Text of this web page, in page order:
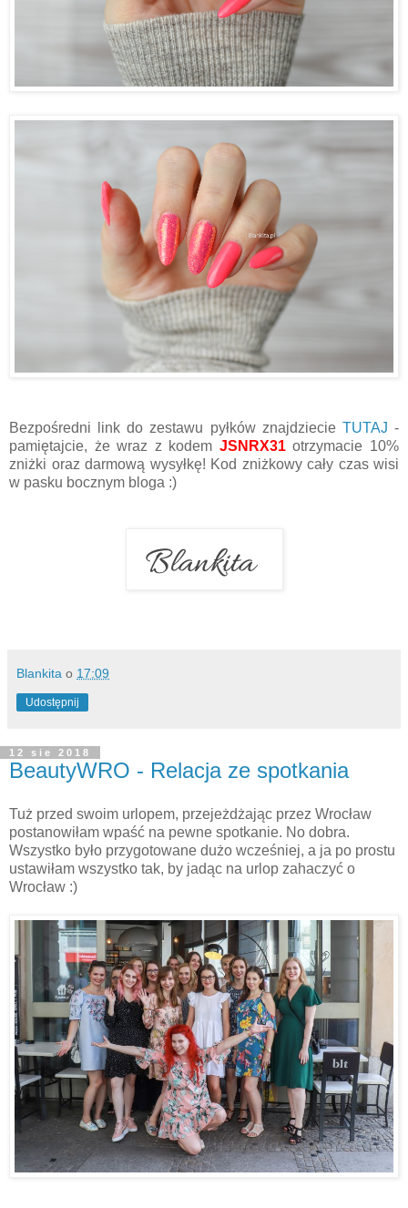
Bezpośredni link do zestawu pyłków znajdziecie TUTAJ -
pamiętajcie, że wraz z kodem JSNRX31otrzymacie 10%
zniżki oraz darmową wysyłkę! Kod zniżkowy cały czas wisi
w pasku bocznym bloga :)
Blankita o 17:09
Udostępnij
12 sie 2018
BeautyWRO - Relacja ze spotkania
Tuż przed swoim urlopem, przejeżdżając przez Wrocław
postanowiłam wpaść na pewne spotkanie. No dobra.
Wszystko było przygotowane dużo wcześniej, a ja po prostu
ustawiłam wszystko tak, by jadąc na urlop zahaczyć o
Wrocław :)